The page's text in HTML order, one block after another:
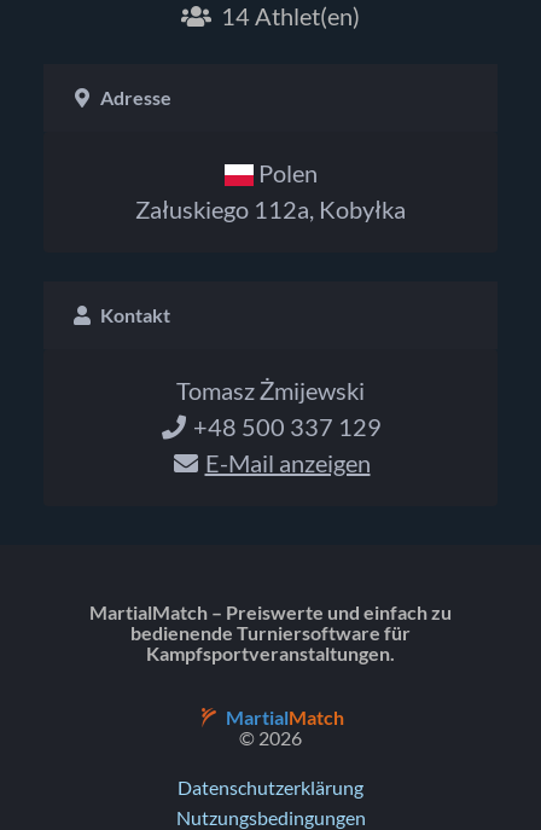
14 Athlet(en)
Adresse
Polen
Załuskiego 112a, Kobyłka
Kontakt
Tomasz Żmijewski
+48 500 337 129
E-Mail anzeigen
MartialMatch – Preiswerte und einfach zu
bedienende Turniersoftware für
Kampfsportveranstaltungen.
MartialMatch
© 2026
Datenschutzerklärung
Nutzungsbedingungen